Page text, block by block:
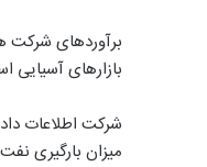
برآوردهای شرکت
بازارهای آسیایی
شرکت اطلاعات
میزان بارگیری نفت خام و